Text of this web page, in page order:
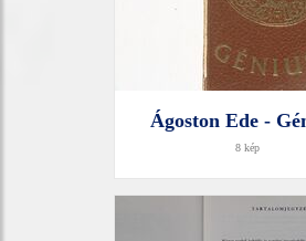
Ágoston Ede -
8 kép